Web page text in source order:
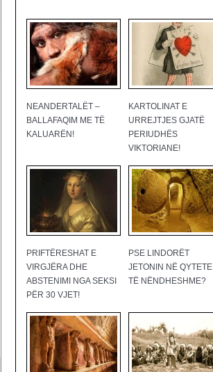
NEANDERTALËT –
BALLAFAQIM ME TË
KALUARËN!
KARTOLINAT E
URREJTJES GJATË
PERIUDHËS
VIKTORIANE!
PRIFTËRESHAT E
VIRGJËRA DHE
ABSTENIMI NGA SEKSI
PËR 30 VJET!
PSE LINDORËT
JETONIN NË QYTETE
TË NËNDHESHME?